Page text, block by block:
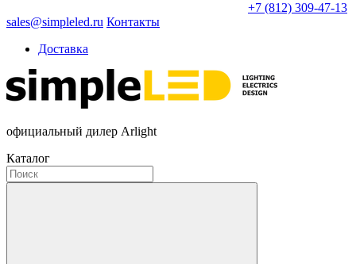
+7 (812) 309-47-13
sales@simpleled.ru Контакты
Доставка
официальный дилер Arlight
Каталог